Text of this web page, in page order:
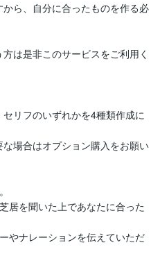
ら、自分に合ったものを作る必
は是非このサービスをご利用く
リフのいずれかを4種類作成に
場合はオプション購入をお願い
居を聞いた上であなたに合った
やナレーションを伝えていただ